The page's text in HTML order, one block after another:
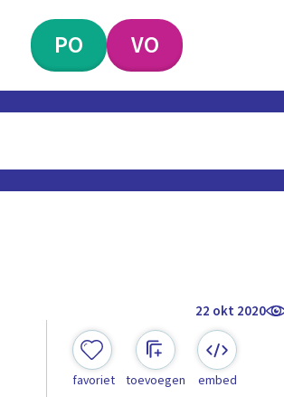
PO VO
22 okt 2020
favoriet toevoegen embed